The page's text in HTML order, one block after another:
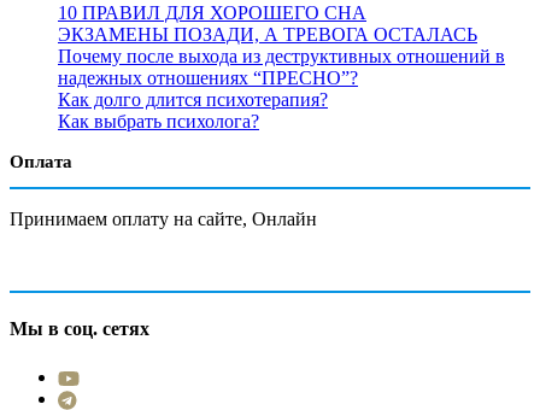
10 ПРАВИЛ ДЛЯ ХОРОШЕГО СНА
ЭКЗАМЕНЫ ПОЗАДИ, А ТРЕВОГА ОСТАЛАСЬ
Почему после выхода из деструктивных отношений в
надежных отношениях “ПРЕСНО”?
Как долго длится психотерапия?
Как выбрать психолога?
Оплата
Принимаем оплату на сайте, Онлайн
Мы в соц. сетях